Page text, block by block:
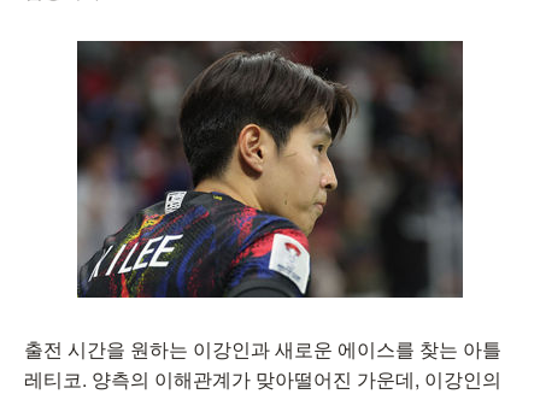
출전 시간을 원하는 이강인과 새로운 에이스를 찾는 아틀
레티코. 양측의 이해관계가 맞아떨어진 가운데, 이강인의